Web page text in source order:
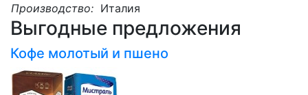
Производство: Италия
Выгодные предложения
Кофе молотый и пшено